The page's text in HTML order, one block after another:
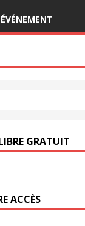
GRATUIT
ACCÈS